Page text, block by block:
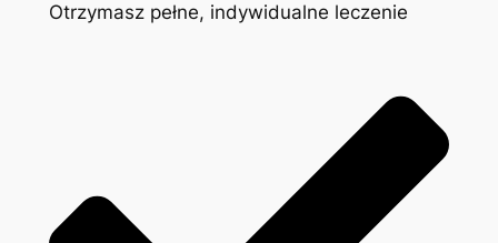
Otrzymasz pełne, indywidualne leczenie